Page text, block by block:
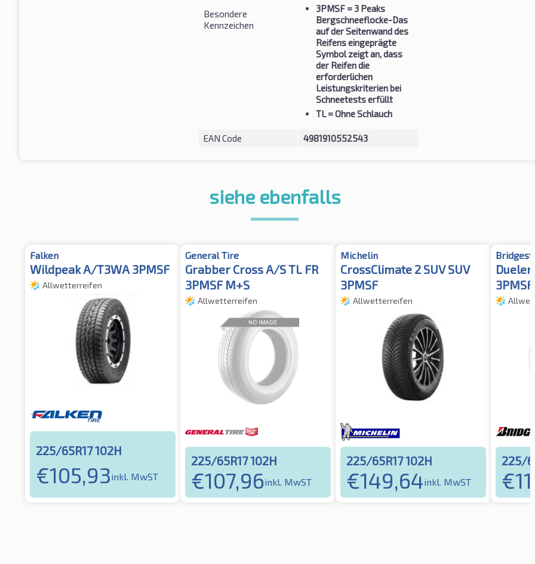
Besondere
Kennzeichen
3PMSF= 3 Peaks
Bergschneeflocke-Das
auf der Seitenwand des
Reifens eingeprägte
Symbol zeigt an, dass
der Reifen die
erforderlichen
Leistungskriterien bei
Schneetests erfüllt
TL= Ohne Schlauch
EAN Code 4981910552543
siehe ebenfalls
Falken
Wildpeak A/T3WA 3PMSF
Allwetterreifen
225/65R17 102H
€105,93inkl. MwST
General Tire
Grabber Cross A/S TL FR
3PMSF M+S
Allwetterreifen
225/65R17 102H
€107,96inkl. MwST
Michelin
CrossClimate 2 SUV SUV
3PMSF
Allwetterreifen
225/65R17 102H
€149,64inkl. MwST
Dueler
3PMSF
225/
€